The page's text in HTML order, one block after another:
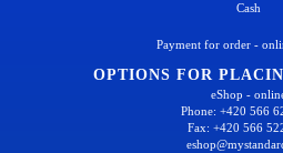
Cash
Payment for order -
OPTIONS FOR
eShop -
Phone: +420 566
Fax: +420 566